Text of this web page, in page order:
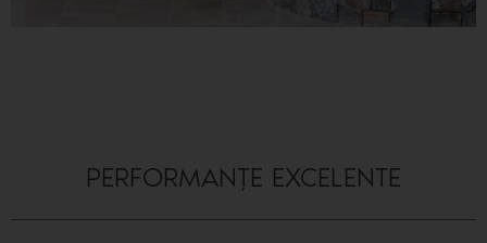
PERFORMANȚE EXCELENTE